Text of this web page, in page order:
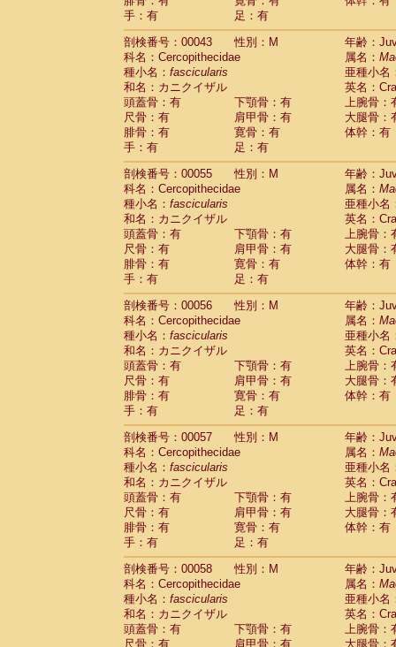
CercopithecidaeCercocebus hybrid(0)
CercopithecidaeCercocebus
CercopithecidaeLophocebus
Cercopithecidae
(0)
Cercopithecidae Papio cynocephalus
Cercopithecidae Papio hamadryas(0)
CercopithecidaePapio papio
CercopithecidaePapio
CercopithecidaeMandrillus
CercopithecidaeMandrillus sphinx
CercopithecidaeTheropithecus
CercopithecidaeMacaca arctoides(1)
Cercopithecidae Macaca assamensis
Cercopithecidae
Macaca
CercopithecidaeMacaca cyclopis (6)
CercopithecidaeMacaca fascicularis
CercopithecidaeMacaca fuscaca
CercopithecidaeMacaca fuscata
CercopithecidaeMacaca fuscata
CercopithecidaeMacaca maura(1)
Cercopithecidae Macaca mulatta(45)
Cercopithecidae Macaca nemestrina(3)
Cercopithecidae Macaca nigra(1)
CercopithecidaeMacaca radiata(8)
CercopithecidaeMacaca silenus(1)
CercopithecidaeMacaca sinica (0)
CercopithecidaeMacaca sylvanus
CercopithecidaeMacaca thibetana (0)
Cercopithecidae Macaca tonkeana (0)
Cercopithecidae hybrid(1)
Cercopithecidae (0)
CercopithecidaeAllenopithecus
CercopithecidaeCercopithecus
CercopithecidaeCercopithecus
CercopithecidaeCercopithecus
CercopithecidaeCercopithecus diana
CercopithecidaeCercopithecus
Cercopithecidae
Cercopithecus
Cercopithecidae
Cercopithecus mitis
CercopithecidaeCercopithecus mitis
CercopithecidaeCercopithecus mitis
手：有
足：有
剖検番号：00043
性別：M
年齢：
科名：Cercopithecidae
属名：
種小名： fascicularis
亜種小名
和名：カニクイザル
英名：
頭蓋骨：有
下顎骨：有
上腕骨：
尺骨：有
肩甲骨：有
大腿骨：
腓骨：有
寛骨：有
体幹：有
手：有
足：有
剖検番号：00055
性別：M
年齢：
科名：Cercopithecidae
属名：
種小名： fascicularis
亜種小名
和名：カニクイザル
英名：
頭蓋骨：有
下顎骨：有
上腕骨：
尺骨：有
肩甲骨：有
大腿骨：
腓骨：有
寛骨：有
体幹：有
手：有
足：有
剖検番号：00056
性別：M
年齢：
科名：Cercopithecidae
属名：
種小名： fascicularis
亜種小名
和名：カニクイザル
英名：
頭蓋骨：有
下顎骨：有
上腕骨：
尺骨：有
肩甲骨：有
大腿骨：
腓骨：有
寛骨：有
体幹：有
手：有
足：有
剖検番号：00057
性別：M
年齢：
科名：Cercopithecidae
属名：
種小名： fascicularis
亜種小名
和名：カニクイザル
英名：
頭蓋骨：有
下顎骨：有
上腕骨：
尺骨：有
肩甲骨：有
大腿骨：
腓骨：有
寛骨：有
体幹：有
手：有
足：有
剖検番号：00058
性別：M
年齢：
科名：Cercopithecidae
属名：
種小名： fascicularis
亜種小名
和名：カニクイザル
英名：
頭蓋骨：有
下顎骨：有
上腕骨：
尺骨：有
肩甲骨：有
大腿骨：